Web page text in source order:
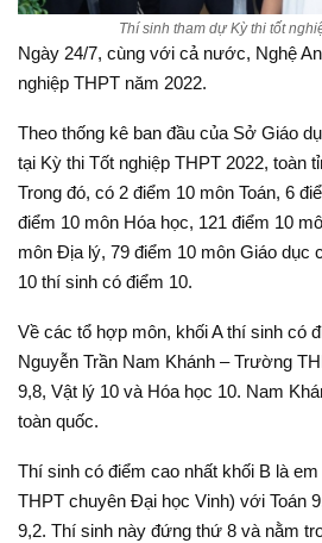
Thí sinh tham dự Kỳ thi tốt
Ngày 24/7, cùng với cả nước, Nghệ
nghiệp THPT năm 2022.
Theo thống kê ban đầu của Sở Giáo
tại Kỳ thi Tốt nghiệp THPT 2022, toàn
Trong đó, có 2 điểm 10 môn Toán, 6
điểm 10 môn Hóa học, 121 điểm 10
môn Địa lý, 79 điểm 10 môn Giáo dục
10 thí sinh có điểm 10.
Về các tổ hợp môn, khối A thí sinh có
Nguyễn Trần Nam Khánh – Trường
9,8, Vật lý 10 và Hóa học 10. Nam
toàn quốc.
Thí sinh có điểm cao nhất khối B là
THPT chuyên Đại học Vinh) với Toán
9,2. Thí sinh này đứng thứ 8 và nằm